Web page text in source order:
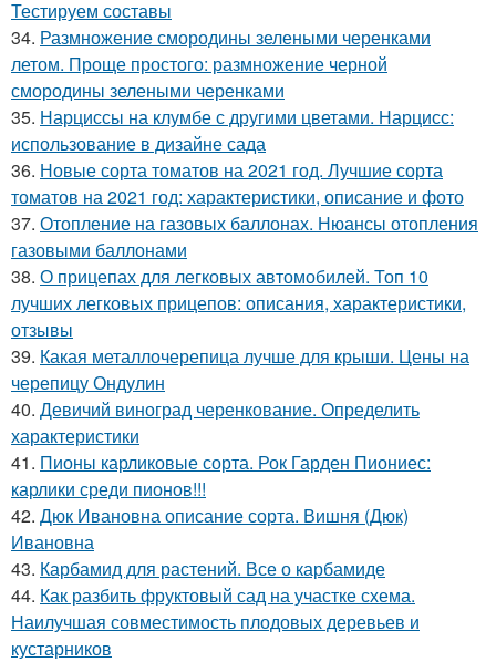
Тестируем составы
34. Размножение смородины зелеными черенками
летом. Проще простого: размножение черной
смородины зелеными черенками
35. Нарциссы на клумбе с другими цветами. Нарцисс:
использование в дизайне сада
36. Новые сорта томатов на 2021 год. Лучшие сорта
томатов на 2021 год: характеристики, описание и фото
37. Отопление на газовых баллонах. Нюансы отопления
газовыми баллонами
38. О прицепах для легковых автомобилей. Топ 10
лучших легковых прицепов: описания, характеристики,
отзывы
39. Какая металлочерепица лучше для крыши. Цены на
черепицу Ондулин
40. Девичий виноград черенкование. Определить
характеристики
41. Пионы карликовые сорта. Рок Гарден Пиониес:
карлики среди пионов!!!
42. Дюк Ивановна описание сорта. Вишня (Дюк)
Ивановна
43. Карбамид для растений. Все о карбамиде
44. Как разбить фруктовый сад на участке схема.
Наилучшая совместимость плодовых деревьев и
кустарников